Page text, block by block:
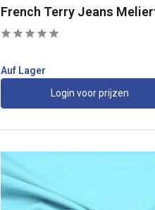
French Terry Jeans
Auf Lager
Login voor prijzen